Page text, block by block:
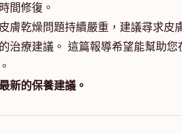
間修復。
膚乾燥問題持續嚴重，建議尋求皮
治療建議。 這篇報導希望能幫助您
新的保養建議。